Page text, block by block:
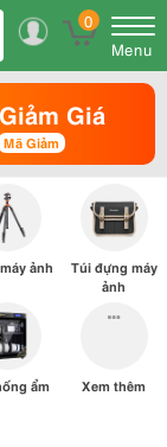
0
Menu
Giá
Mã Giảm
ảnh
Túi đựng máy
ảnh
ẩm Xem thêm